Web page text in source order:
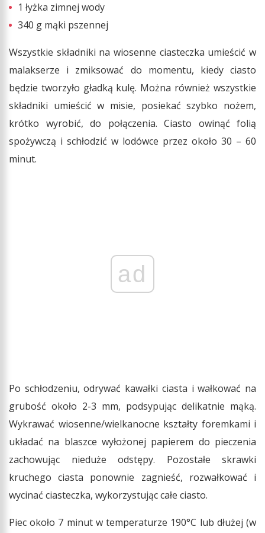
1 łyżka zimnej wody
340 g mąki pszennej
Wszystkie składniki na wiosenne ciasteczka umieścić w
malakserze i zmiksować do momentu, kiedy ciasto
będzie tworzyło gładką kulę. Można również wszystkie
składniki umieścić w misie, posiekać szybko nożem,
krótko wyrobić, do połączenia. Ciasto owinąć folią
spożywczą i schłodzić w lodówce przez około 30 – 60
minut.
ad
Po schłodzeniu, odrywać kawałki ciasta i wałkować na
grubość około 2-3 mm, podsypując delikatnie mąką.
Wykrawać wiosenne/wielkanocne kształty foremkami i
układać na blaszce wyłożonej papierem do pieczenia
zachowując nieduże odstępy. Pozostałe skrawki
kruchego ciasta ponownie zagnieść, rozwałkować i
wycinać ciasteczka, wykorzystując całe ciasto.
Piec około 7 minut w temperaturze 190°C lub dłużej (w